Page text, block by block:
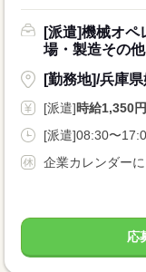
[派遣]機械オペ
場・製造その他
[勤務地]/兵庫
[派遣]時給1,350
[派遣]08:30〜
企業カレンダー
応